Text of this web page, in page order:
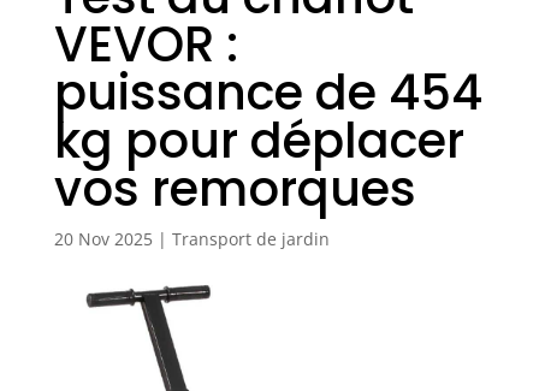
VEVOR :
puissance de 454
kg pour déplacer
vos remorques
20 Nov 2025| Transport de jardin